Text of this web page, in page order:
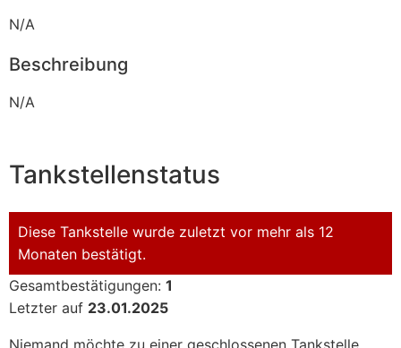
N/A
Beschreibung
N/A
Tankstellenstatus
Diese Tankstelle wurde zuletzt vor mehr als 12
Monaten bestätigt.
Gesamtbestätigungen: 1
Letzter auf 23.01.2025
Niemand möchte zu einer geschlossenen Tankstelle